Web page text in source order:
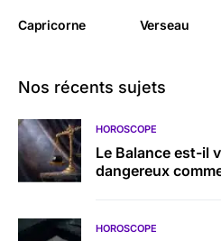
Capricorne Verseau
Nos récents sujets
HOROSCOPE
Le Balance est-il
dangereux
HOROSCOPE